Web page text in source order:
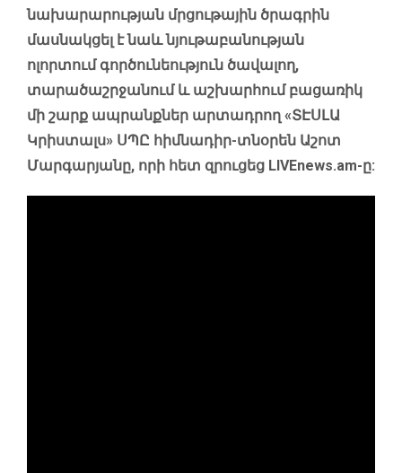
նախարարության մրցութային ծրագրին
մասնակցել է նաև նյութաբանության
ոլորտում գործունեություն ծավալող,
տարածաշրջանում և աշխարհում բացառիկ
մի շարք ապրանքներ արտադրող «ՏԷՍԼԱ
Կրիստալս» ՍՊԸ հիմնադիր-տնօրեն Աշոտ
Մարգարյանը, որի հետ զրուցեց LIVEnews.am-ը: